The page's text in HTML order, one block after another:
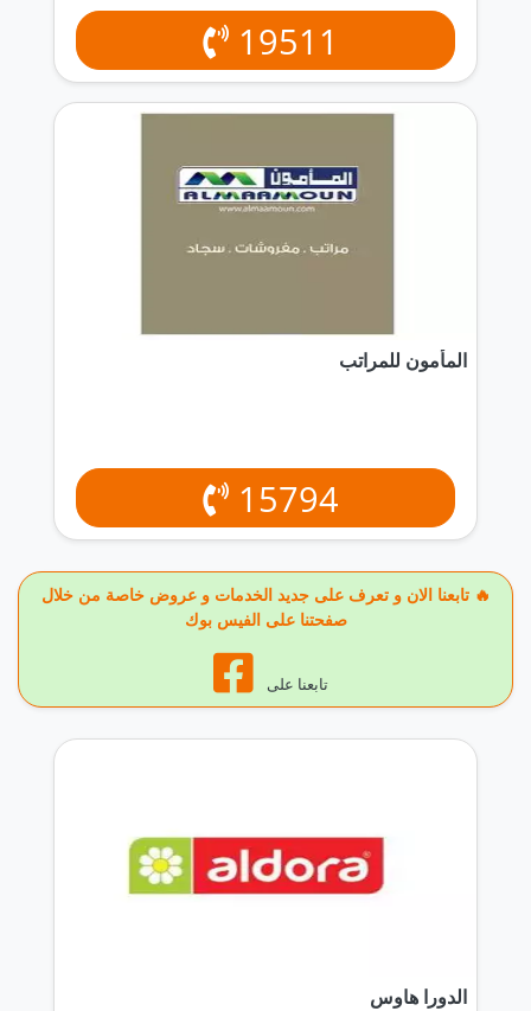
19511
المأمون للمراتب
15794
🔥 تابعنا الان و تعرف على جديد الخدمات و عروض خاصة من خلال
صفحتنا على الفيس بوك
تابعنا على
الدورا هاوس